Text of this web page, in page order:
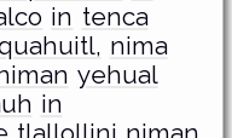
in tenca
nima
yehual
in